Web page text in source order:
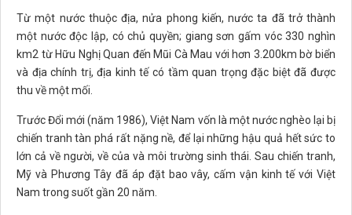
Từ một nước thuộc địa, nửa phong kiến, nước ta đã trở thành
một nước độc lập, có chủ quyền; giang sơn gấm vóc 330 nghìn
km2 từ Hữu Nghị Quan đến Mũi Cà Mau với hơn 3.200km bờ biển
và địa chính trị, địa kinh tế có tầm quan trọng đặc biệt đã được
thu về một mối.
Trước Đổi mới (năm 1986), Việt Nam vốn là một nước nghèo lại bị
chiến tranh tàn phá rất nặng nề, để lại những hậu quả hết sức to
lớn cả về người, về của và môi trường sinh thái. Sau chiến tranh,
Mỹ và Phương Tây đã áp đặt bao vây, cấm vận kinh tế với Việt
Nam trong suốt gần 20 năm.